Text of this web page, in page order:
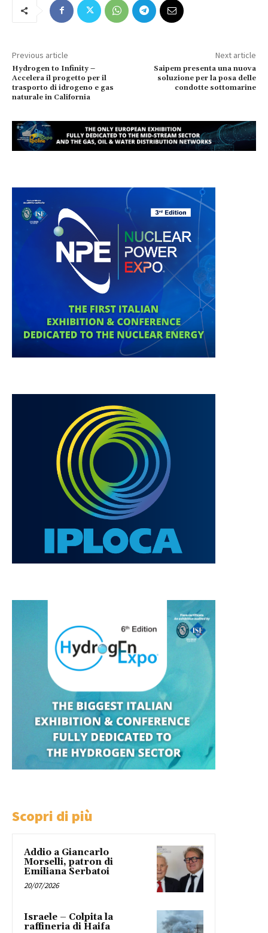
Previous article
Hydrogen to Infinity –
Accelera il progetto per il
trasporto di idrogeno e gas
naturale in California
Next article
Saipem presenta una nuova
soluzione per la posa delle
condotte sottomarine
Scopri di più
Addio a Giancarlo
Morselli, patron di
Emiliana Serbatoi
20/07/2026
Israele – Colpita la
raffineria di Haifa